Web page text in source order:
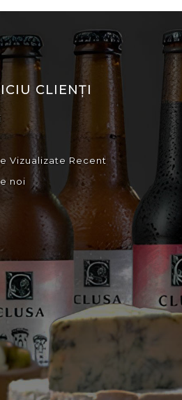
CLIENȚI
Vizualizate Recent
noi